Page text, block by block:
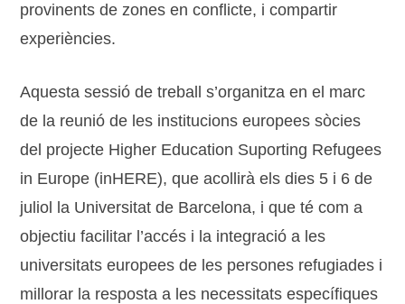
provinents de zones en conflicte, i compartir
experiències.
Aquesta sessió de treball s’organitza en el marc
de la reunió de les institucions europees sòcies
del projecte Higher Education Suporting Refugees
in Europe (inHERE), que acollirà els dies 5 i 6 de
juliol la Universitat de Barcelona, i que té com a
objectiu facilitar l’accés i la integració a les
universitats europees de les persones refugiades i
millorar la resposta a les necessitats específiques